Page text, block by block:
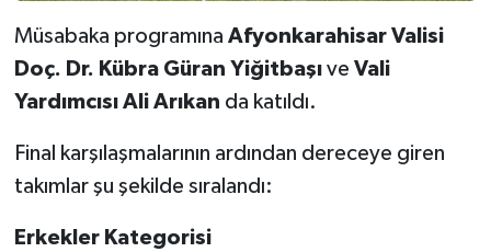
Müsabaka programına Afyonkarahisar Valisi
Doç. Dr. Kübra Güran Yiğitbaşıve Vali
Yardımcısı Ali Arıkan da katıldı.
Final karşılaşmalarının ardından dereceye giren
takımlar şu şekilde sıralandı:
Erkekler Kategorisi